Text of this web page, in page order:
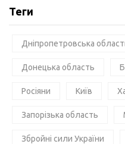
Теги
Дніпропетровська
Донецька область
Росіяни Київ
Запорізька область
Збройні сили України